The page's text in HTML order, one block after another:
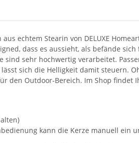
echtem Stearin von DELUXE
dass es aussieht, als befände
sind sehr hochwertig verarbeitet.
sich die Helligkeit damit steuern.
den Outdoor-Bereich. Im Shop findet
kann die Kerze manuell ein